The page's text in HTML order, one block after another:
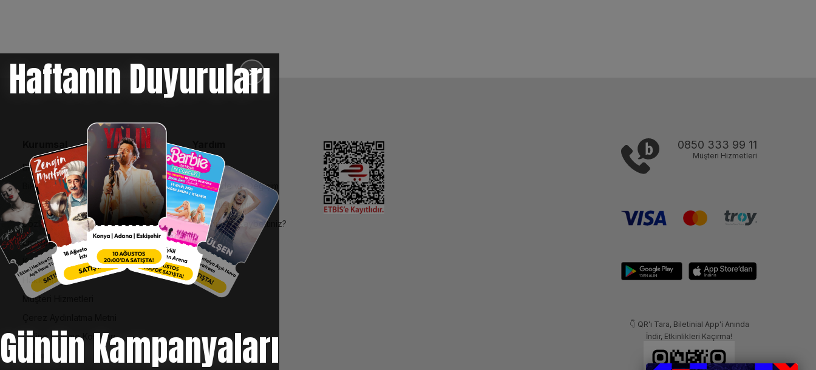
✕
Haftanın Duyuruları
Günün Kampanyaları
Kurumsal
Bilgi Toplumu Hizmetleri
BiPuan Kurallar & Koşullar
Kişisel Verilerin Korunması
Sözleşme ve Politikalar
Entegre Yönetim Sistemi Politikası
Kurumsal Kimlik
Hakkımızda
Müşteri Hizmetleri
Online Ödeme Koşulları
İletişim
SSS
İptal, İade ve Değişim
Nasıl Bilet Alınır
Biletinizi Mi Kaybettiniz?
0850 333 99 11
Müşteri Hizmetleri
👇 QR'ı Tara, Biletinial App'i Anında
İndir, Etkinlikleri Kaçırma!